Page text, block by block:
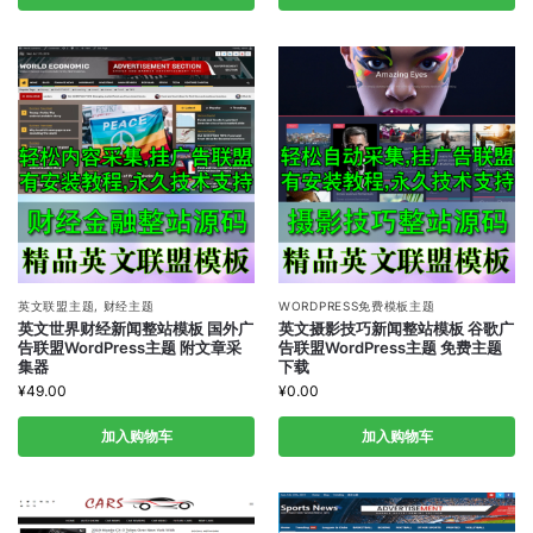
英文联盟主题, 财经主题
英文世界财经新闻整站模板 国外广
告联盟WordPress主题 附文章采
集器
¥49.00
加入购物车
WORDPRESS免费模板主题
英文摄影技巧新闻整站模板 谷歌广
告联盟WordPress主题 免费主题
下载
¥0.00
加入购物车